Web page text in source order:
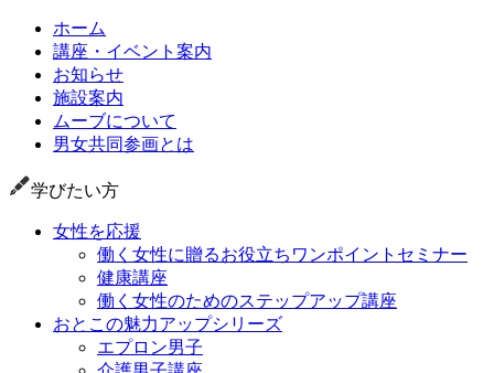
ホーム
講座・イベント案内
お知らせ
施設案内
ムーブについて
男女共同参画とは
学びたい方
女性を応援
働く女性に贈るお役立ちワンポイントセミナー
健康講座
働く女性のためのステップアップ講座
おとこの魅力アップシリーズ
エプロン男子